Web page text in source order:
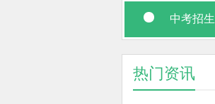
中考招生
热门资讯